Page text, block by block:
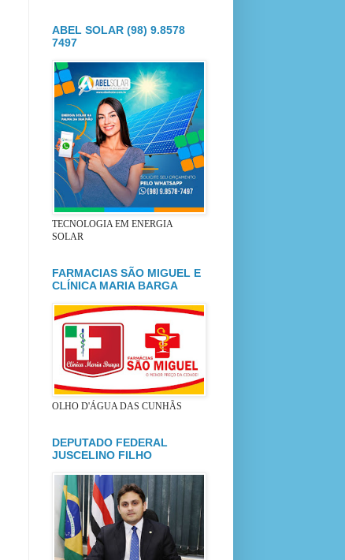
ABEL SOLAR (98) 9.8578
7497
TECNOLOGIA EM ENERGIA
SOLAR
FARMACIAS SÃO MIGUEL E
CLÍNICA MARIA BARGA
OLHO D'ÁGUA DAS CUNHÃS
DEPUTADO FEDERAL
JUSCELINO FILHO